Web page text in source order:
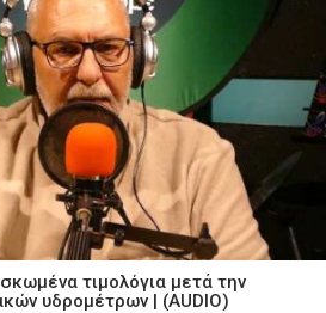
τιμολόγια μετά την
υδρομέτρων | (AUDIO)